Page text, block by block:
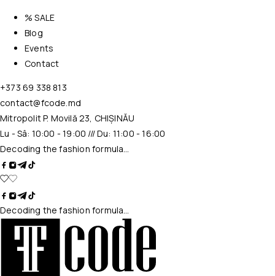
% SALE
Blog
Events
Contact
+373 69 338 813
contact@fcode.md
Mitropolit P. Movilă 23, CHIȘINĂU
Lu - Sâ: 10:00 - 19:00 /// Du: 11:00 - 16:00
Decoding the fashion formula…
Decoding the fashion formula…